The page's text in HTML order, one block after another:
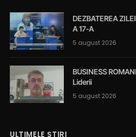
DEZBATEREA
A 17-A
5 august 2026
BUSINESS
Liderii
5 august 2026
ULTIMELE ȘTIRI